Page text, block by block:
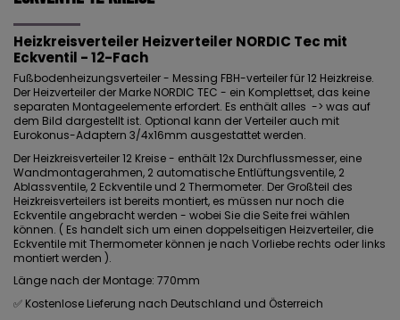
Heizkreisverteiler Heizverteiler NORDIC Tec mit
Eckventil - 12-Fach
Fußbodenheizungsverteiler - Messing FBH-verteiler für 12 Heizkreise.
Der Heizverteiler der Marke NORDIC TEC - ein Komplettset, das keine
separaten Montageelemente erfordert. Es enthält alles -> was auf
dem Bild dargestellt ist. Optional kann der Verteiler auch mit
Eurokonus-Adaptern 3/4x16mm ausgestattet werden.
Der Heizkreisverteiler 12 Kreise- enthält 12x Durchflussmesser, eine
Wandmontagerahmen, 2 automatische Entlüftungsventile, 2
Ablassventile, 2 Eckventile und 2 Thermometer. Der Großteil des
Heizkreisverteilers ist bereits montiert, es müssen nur noch die
Eckventile angebracht werden - wobei Sie die Seite frei wählen
können. ( Es handelt sich um einen doppelseitigen Heizverteiler, die
Eckventile mit Thermometer können je nach Vorliebe rechts oder links
montiert werden ).
Länge nach der Montage: 770mm
✅ Kostenlose Lieferung nach Deutschland und Österreich